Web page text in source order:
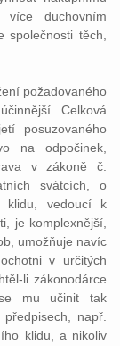
duchovním
těch,
požadovaného
Celková
posuzovaného
na odpočinek,
v zákoně č.
svátcích, o
klidu, vedoucí k
je komplexnější,
umožňuje navíc
v určitých
li zákonodárce
se mu učinit tak
např.
klidu, a nikoliv